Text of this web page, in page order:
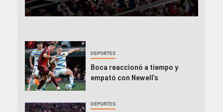
DEPORTES
Boca reaccionó a tiempo y
empató con Newell’s
DEPORTES